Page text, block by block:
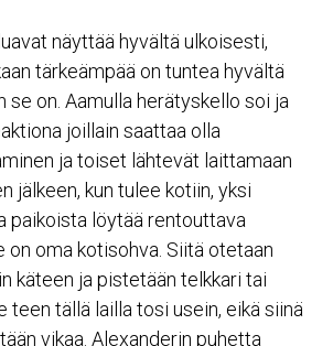
näyttää hyvältä ulkoisesti,
tärkeämpää on tuntea hyvältä
se on. Aamulla herätyskello soi ja
joillain saattaa olla
ja toiset lähtevät laittamaan
jälkeen, kun tulee kotiin, yksi
paikoista löytää rentouttava
on oma kotisohva. Siitä otetaan
käteen ja pistetään telkkari tai
teen tällä lailla tosi usein, eikä siinä
vikaa. Alexanderin puhetta